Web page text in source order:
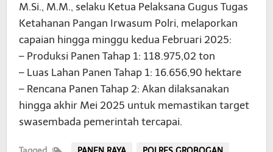
M.Si., M.M., selaku Ketua Pelaksana Gugus Tugas
Ketahanan Pangan Irwasum Polri, melaporkan
capaian hingga minggu kedua Februari 2025:
– Produksi Panen Tahap 1: 118.975,02 ton
– Luas Lahan Panen Tahap 1: 16.656,90 hektare
– Rencana Panen Tahap 2: Akan dilaksanakan
hingga akhir Mei 2025 untuk memastikan target
swasembada pemerintah tercapai.